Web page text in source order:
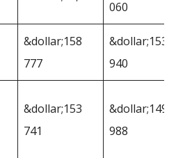
060
&dollar;158
777
&dollar;153
940
&dollar;153
741
&dollar;149
988